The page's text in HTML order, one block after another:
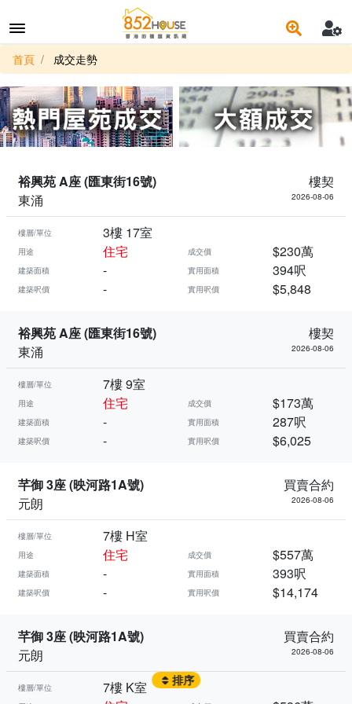
首頁 成交走勢
裕興苑 A座 (匯東街16號)
樓契
東涌
2026-08-06
樓層/單位 3樓 17室
用途 住宅 成交價 $230萬
建築面積 - 實用面積 394呎
建築呎價 - 實用呎價 $5,848
裕興苑 A座 (匯東街16號)
樓契
東涌
2026-08-06
樓層/單位 7樓 9室
用途 住宅 成交價 $173萬
建築面積 - 實用面積 287呎
建築呎價 - 實用呎價 $6,025
芊御 3座 (映河路1A號)
買賣合約
元朗
2026-08-06
樓層/單位 7樓 H室
用途 住宅 成交價 $557萬
建築面積 - 實用面積 393呎
建築呎價 - 實用呎價 $14,174
芊御 3座 (映河路1A號)
買賣合約
元朗
2026-08-06
樓層/單位 7樓 K室 排序